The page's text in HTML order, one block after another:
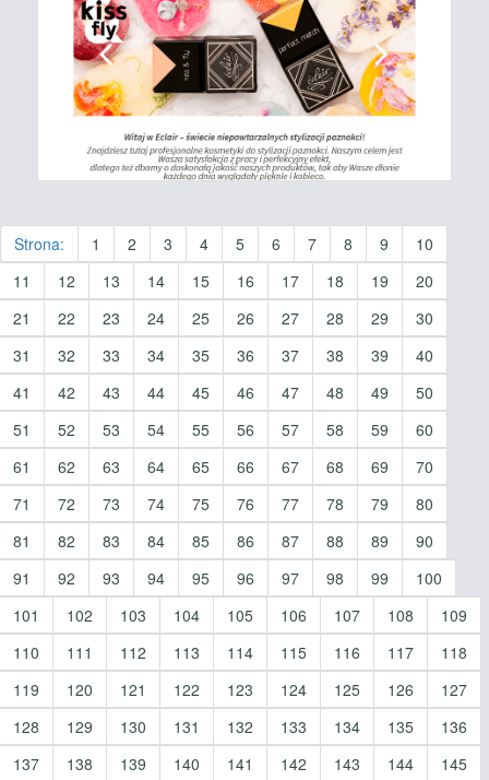
Strona: 1 2 3 4 5 6 7 8 9
10
11
12 13 14 15 16 17 18 19
20
21
22 23 24 25 26 27 28 29
30
31
32 33 34 35 36 37 38 39
40
41
42 43 44 45 46 47 48 49
50
51
52 53 54 55 56 57 58 59
60
61
62 63 64 65 66 67 68 69
70
71
72 73 74 75 76 77 78 79
80
81
82 83 84 85 86 87 88 89
90
91
92 93 94 95 96 97 98 99
100
101
102 103 104 105 106 107 108
109
110
111 112 113 114 115 116 117
118
119
120 121 122 123 124 125 126
127
128
129 130 131 132 133 134 135
136
137
138 139 140 141 142 143 144 145